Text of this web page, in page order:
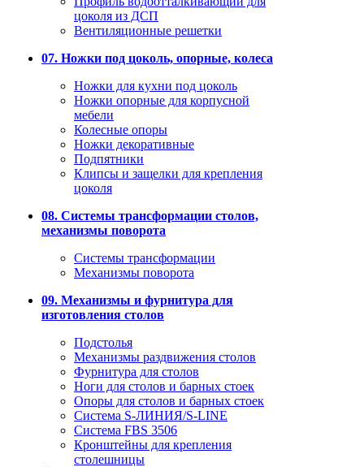
цоколя из ДСП
Вентиляционные решетки
07. Ножки под цоколь, опорные, колеса
Ножки для кухни под цоколь
Ножки опорные для корпусной
мебели
Колесные опоры
Ножки декоративные
Подпятники
Клипсы и защелки для крепления
цоколя
08. Системы трансформации столов,
механизмы поворота
Системы трансформации
Механизмы поворота
09. Механизмы и фурнитура для
изготовления столов
Подстолья
Механизмы раздвижения столов
Фурнитура для столов
Ноги для столов и барных стоек
Опоры для столов и барных стоек
Система S-ЛИНИЯ/S-LINE
Система FBS 3506
Кронштейны для крепления
столешницы